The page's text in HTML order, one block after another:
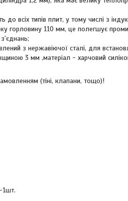
всіх типів плит, у тому числі з
110 мм, це полегшує
з нержавіючої сталі, для
3 мм ,матеріал - харчовий
(тіні, клапани, тощо)!
1шт.